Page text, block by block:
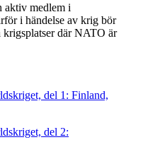
aktiv medlem i
i händelse av krig bör
där NATO är
del 1: Finland,
del 2: